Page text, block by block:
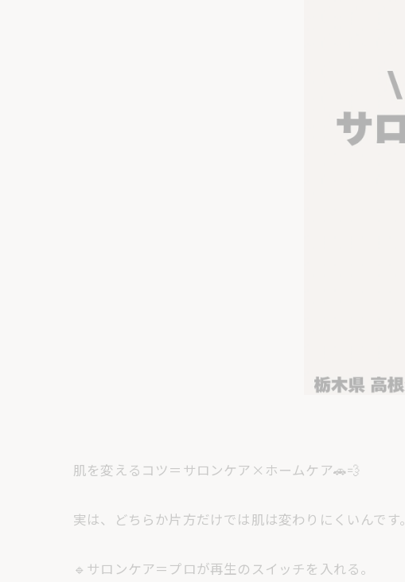
肌を変えるコツ＝サロンケア×ホームケア🚗💨
実は、どちらか片方だけでは肌は変わりにくいんです。
🔹サロンケア＝プロが再生のスイッチを入れる。